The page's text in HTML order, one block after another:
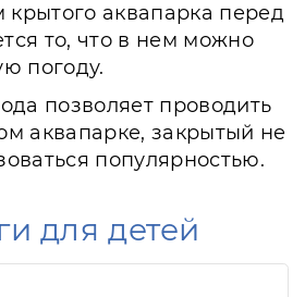
аквапарка перед
то, что в нем можно
погоду.
позволяет проводить
аквапарке, закрытый не
популярностью.
для детей